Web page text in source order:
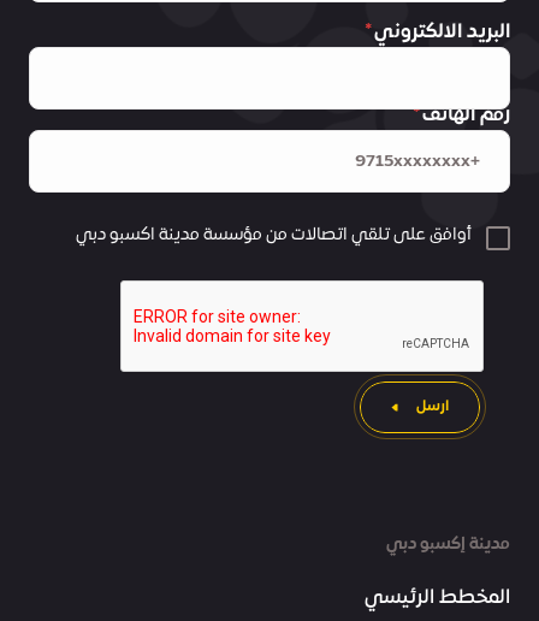
مدينة إكسبو دبي
المخطط الرئيسي
البريد الالكتروني
رقم الهاتف
أوافق على تلقي اتصالات من مؤسسة مدينة اكسبو دبي
ارسل